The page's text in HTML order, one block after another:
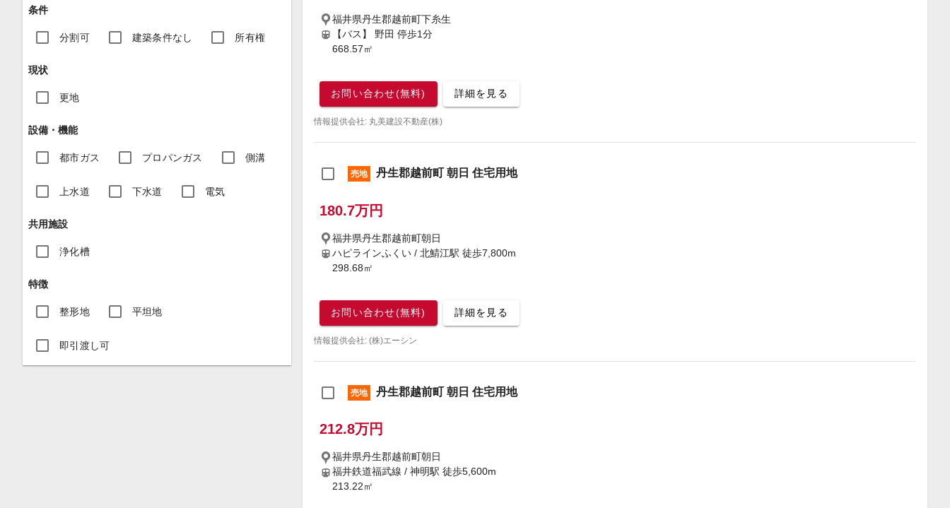
条件
分割可 建築条件なし 所有権
現状
更地
設備・機能
都市ガス プロパンガス 側溝
上水道 下水道 電気
共用施設
浄化槽
特徴
整形地 平坦地
即引渡し可
福井県丹生郡越前町下糸生
【バス】 野田 停歩1分
668.57㎡
お問い合わせ(無料) 詳細を見る
情報提供会社: 丸美建設不動産(株)
売地 丹生郡越前町 朝日 住宅用地
180.7万円
福井県丹生郡越前町朝日
ハピラインふくい / 北鯖江駅 徒歩7,800m
298.68㎡
お問い合わせ(無料) 詳細を見る
情報提供会社: (株)エーシン
売地 丹生郡越前町 朝日 住宅用地
212.8万円
福井県丹生郡越前町朝日
福井鉄道福武線 / 神明駅 徒歩5,600m
213.22㎡